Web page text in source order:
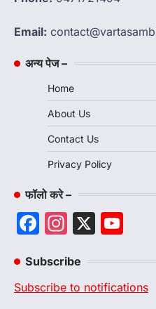
Email:
अन्य पेज –
Home
About Us
Contact Us
Privacy Policy
फॉलो करे –
Facebook
X
Subscribe
Subscribe to notifications